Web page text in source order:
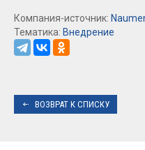
Компания-источник:
Тематика: Внедрение
ВОЗВРАТ К СПИСКУ